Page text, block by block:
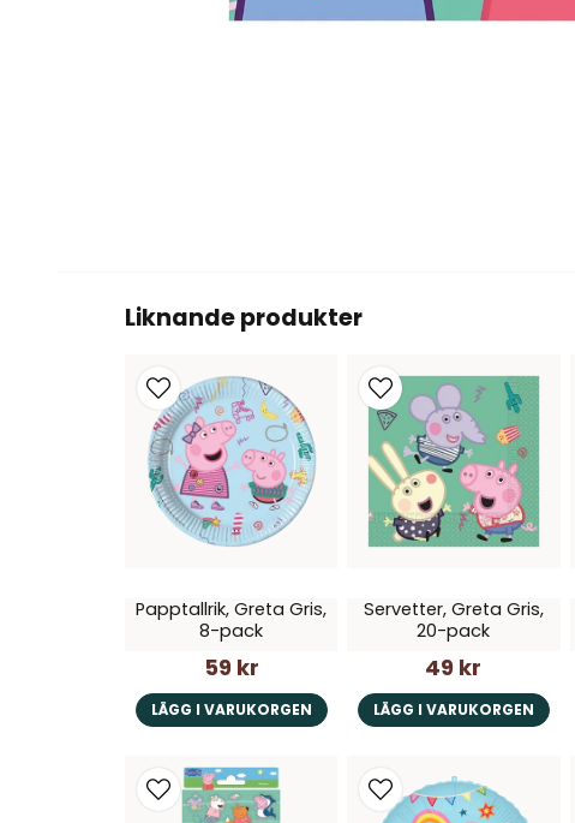
Liknande produkter
Papptallrik, Greta Gris,
8-pack
59 kr
LÄGG I VARUKORGEN
Servetter, Greta Gris,
20-pack
49 kr
LÄGG I VARUKORGEN